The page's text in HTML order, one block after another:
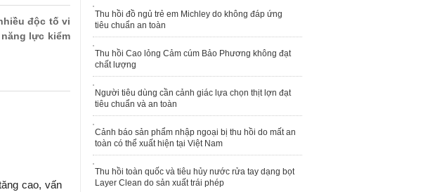
độc tố vi
lực kiểm
cao, vấn
Thu hồi đồ ngủ trẻ em Michley do không đáp ứng
tiêu chuẩn an toàn
Thu hồi Cao lỏng Cảm cúm Bảo Phương không đạt
chất lượng
Người tiêu dùng cần cảnh giác lựa chọn thịt lợn đạt
tiêu chuẩn và an toàn
Cảnh báo sản phẩm nhập ngoại bị thu hồi do mất an
toàn có thể xuất hiện tại Việt Nam
Thu hồi toàn quốc và tiêu hủy nước rửa tay dạng bọt
Layer Clean do sản xuất trái phép